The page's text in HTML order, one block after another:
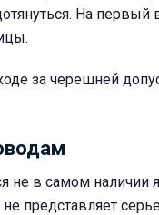
На первый
за черешней
не в самом наличии
представляет